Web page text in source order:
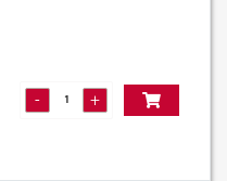
- +